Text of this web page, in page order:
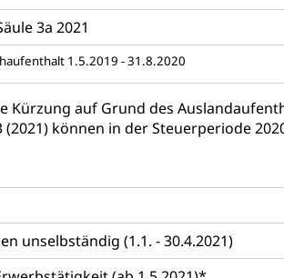
3a 2021
1.5.2019 - 31.8.2020
Kürzung auf Grund des
(2021) können in der Steuerperiode
unselbständig (1.1. - 30.4.2021)